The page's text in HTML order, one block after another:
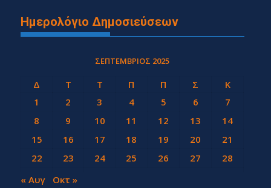
Ημερολόγιο Δημοσιεύσεων
ΣΕΠΤΈΜΒΡΙΟΣ 2025
Δ Τ Τ Π Π Σ
Κ
1
2 3 4 5 6
7
8
9 10 11 12 13
14
15
16 17 18 19 20
21
22
23 24 25 26 27
28
29
30
« Αυγ Οκτ »